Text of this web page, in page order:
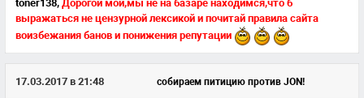
toner138, Дорогой мой,мы не на базаре находимся,что б
выражаться не цензурной лексикой и почитай правила сайта
воизбежания банов и понижения репутации
17.03.2017 в 21:48 собираем питицию против JON!